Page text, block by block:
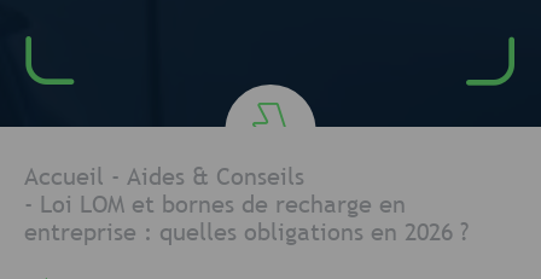
Accueil - Aides & Conseils
- Loi LOM et bornes de recharge en
entreprise : quelles obligations en 2026 ?